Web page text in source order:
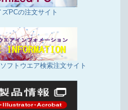
PCの注文サイト
フトウエア検索注文サイト